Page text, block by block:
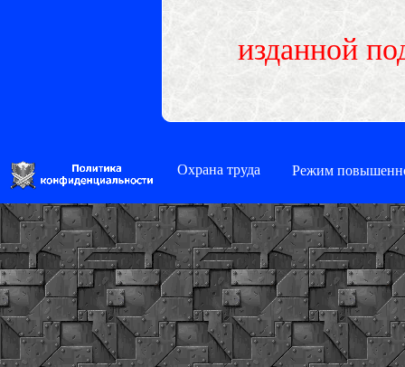
изданной
Охрана труда Режим